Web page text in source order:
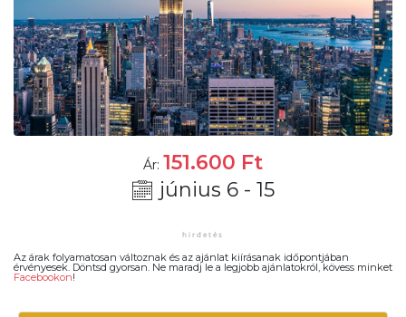
Ár: 151.600 Ft
június 6 - 15
Az árak folyamatosan változnak és az ajánlat kiírásanak időpontjában
érvényesek. Döntsd gyorsan. Ne maradj le a legjobb ajánlatokról, kövess minket
Facebookon!